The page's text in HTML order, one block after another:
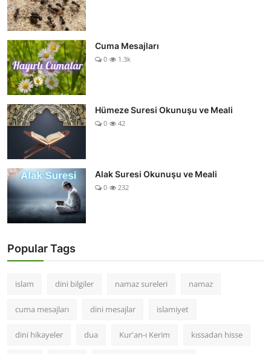
Cuma Mesajları
0 1.3k
Hümeze Suresi Okunuşu ve Meali
0 42
Alak Suresi Okunuşu ve Meali
0 232
Popular Tags
islam dini bilgiler namaz sureleri namaz
cuma mesajları dini mesajlar islamiyet
dini hikayeler dua Kur'an-ı Kerim kıssadan hisse